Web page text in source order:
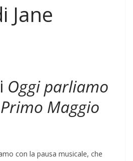
Jane
Oggi parliamo
Maggio
con la pausa musicale, che